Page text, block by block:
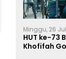
Minggu, 26
HUT ke-73
Khofifah